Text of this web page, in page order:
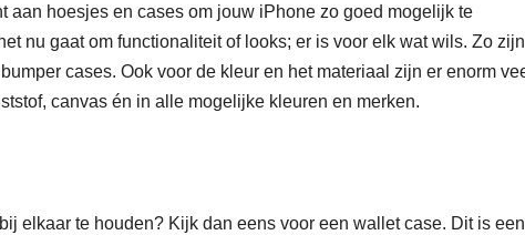
aan hoesjes en cases om jouw iPhone zo goed mogelijk te
nu gaat om functionaliteit of looks; er is voor elk wat wils. Zo
cases. Ook voor de kleur en het materiaal zijn er enorm
canvas én in alle mogelijke kleuren en merken.
elkaar te houden? Kijk dan eens voor een wallet case. Dit is een